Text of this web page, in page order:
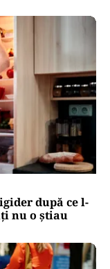
după ce l-
nu o știau